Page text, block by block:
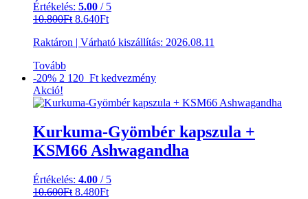
Értékelés: 5.00 / 5
10.800Ft Original
was:
8.640FtCurrent
is:
Raktáron Várható kiszállítás: 2026.08.11
Tovább
-20% 2 120 Ftkedvezmény
Akció!
Kurkuma-Gyömbér kapszula +
KSM66 Ashwagandha
Értékelés: 4.00 / 5
10.600Ft Original
8.480FtCurrent